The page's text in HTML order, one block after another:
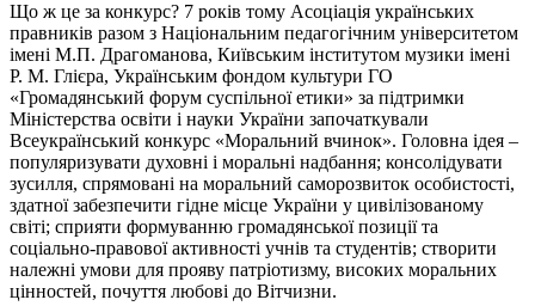
Що ж це за конкурс? 7 років тому Асоціація українських
правників разом з Національним педагогічним університетом
імені М.П. Драгоманова, Київським інститутом музики імені
Р. М. Глієра, Українським фондом культури ГО
«Громадянський форум суспільної етики» за підтримки
Міністерства освіти і науки України започаткували
Всеукраїнський конкурс «Моральний вчинок». Головна ідея –
популяризувати духовні і моральні надбання; консолідувати
зусилля, спрямовані на моральний саморозвиток особистості,
здатної забезпечити гідне місце України у цивілізованому
світі; сприяти формуванню громадянської позиції та
соціально-правової активності учнів та студентів; створити
належні умови для прояву патріотизму, високих моральних
цінностей, почуття любові до Вітчизни.